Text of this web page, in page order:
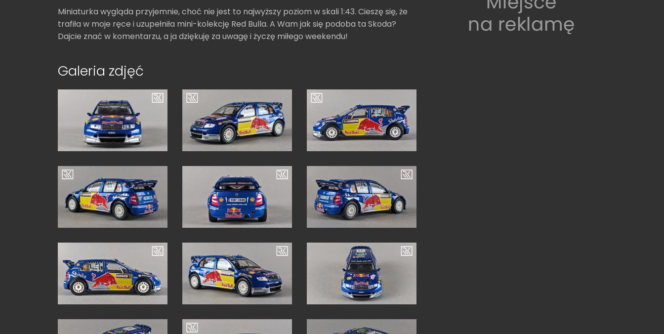
Miniaturka wygląda przyjemnie, choć nie jest to najwyższy poziom w skali 1:43. Cieszę się, że
trafiła w moje ręce i uzupełniła mini-kolekcję Red Bulla. A Wam jak się podoba ta Skoda?
Dajcie znać w komentarzu, a ja dziękuję za uwagę i życzę miłego weekendu!
Galeria zdjęć